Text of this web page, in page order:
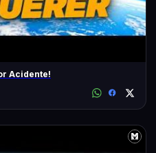
Acidente!